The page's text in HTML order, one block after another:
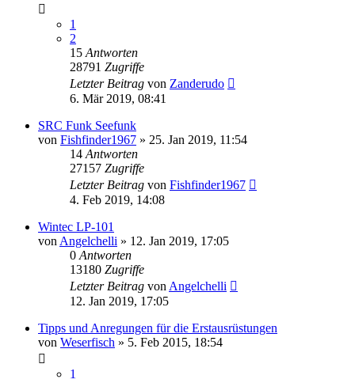
1
2
15 Antworten
28791 Zugriffe
Letzter Beitrag von Zanderudo
6. Mär 2019, 08:41
SRC Funk Seefunk
von Fishfinder1967 » 25. Jan 2019, 11:54
14 Antworten
27157 Zugriffe
Letzter Beitrag von Fishfinder1967
4. Feb 2019, 14:08
Wintec LP-101
von Angelchelli » 12. Jan 2019, 17:05
0 Antworten
13180 Zugriffe
Letzter Beitrag von Angelchelli
12. Jan 2019, 17:05
Tipps und Anregungen für die Erstausrüstungen
von Weserfisch » 5. Feb 2015, 18:54
1